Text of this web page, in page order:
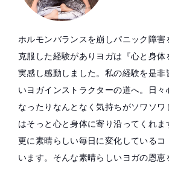
ホルモンバランスを崩しパニック障害
克服した経験がありヨガは『心と身体
実感し感動しました。私の経験を是非
いヨガインストラクターの道へ。日々
なったりなんとなく気持ちがソワソ
はそっと心と身体に寄り沿ってくれま
更に素晴らしい毎日に変化しているコ
います。そんな素晴らしいヨガの恩